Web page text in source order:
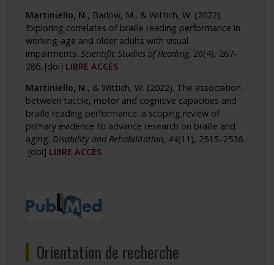
Martiniello, N., Barlow, M., & Wittich, W. (2022).
Exploring correlates of braille reading performance in
working-age and older adults with visual
impairments. Scientific Studies of Reading, 26(4), 267-
286. [doi] LIBRE ACCÈS
Martiniello, N., & Wittich, W. (2022). The association
between tactile, motor and cognitive capacities and
braille reading performance: a scoping review of
primary evidence to advance research on braille and
aging. Disability and Rehabilitation, 44(11), 2515–2536.
[doi] LIBRE ACCÈS
Orientation de recherche